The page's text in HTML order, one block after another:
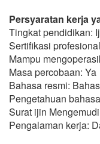
Persyaratan kerja
Tingkat pendidikan:
Sertifikasi
Mampu
Masa percobaan: Ya
Bahasa resmi:
Pengetahuan
Surat ijin
Pengalaman kerja: